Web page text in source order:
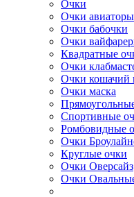
Очки
Очки авиаторы
Очки бабочки
Очки
Квадратные
Очки
Очки кошачий
Очки маска
Спортивные
Ромбовидные
Очки
Круглые очки
Очки Оверсайз
Очки